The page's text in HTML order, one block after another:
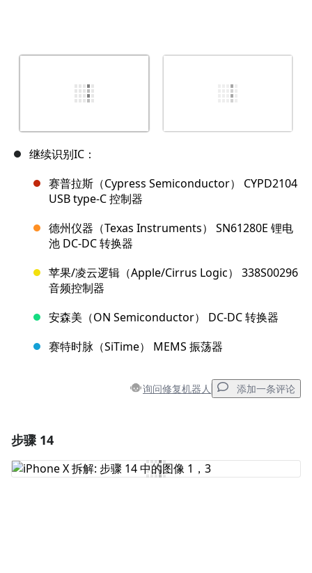
继续识别IC：
赛普拉斯（Cypress Semiconductor） CYPD2104
USB type-C 控制器
德州仪器（Texas Instruments） SN61280E 锂电
池 DC-DC 转换器
苹果/凌云逻辑（Apple/Cirrus Logic） 338S00296
音频控制器
安森美（ON Semiconductor） DC-DC 转换器
赛特时脉（SiTime） MEMS 振荡器
询问修复机器人 添加一条评论
添加评论
步骤 14